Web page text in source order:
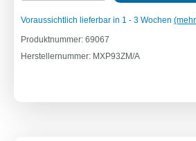
Voraussichtlich lieferbar in 1 - 3 Wochen
Produktnummer: 69067
Herstellernummer: MXP93ZM/A